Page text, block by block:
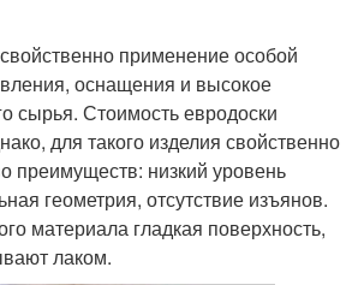
применение особой
оснащения и высокое
сырья. Стоимость евродоски
для такого изделия свойственно
преимуществ: низкий уровень
геометрия, отсутствие изъянов.
материала гладкая поверхность,
лаком.